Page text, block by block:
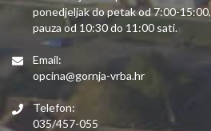
ponedjeljak do petak od 7:00-15:00,
pauza od 10:30 do 11:00 sati.
Email:
opcina@gornja-vrba.hr
Telefon:
035/457-055